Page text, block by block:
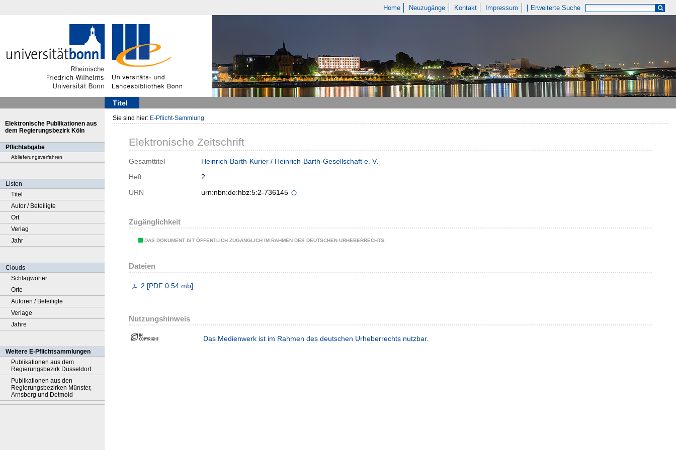
Home Neuzugänge Kontakt Impressum Erweiterte Suche
Titel
Elektronische Publikationen aus
dem Regierungsbezirk Köln
Pflichtabgabe
Ablieferungsverfahren
Listen
Titel
Autor / Beteiligte
Ort
Verlag
Jahr
Clouds
Schlagwörter
Orte
Autoren / Beteiligte
Verlage
Jahre
Weitere E-Pflichtsammlungen
Publikationen aus dem
Regierungsbezirk Düsseldorf
Publikationen aus den
Regierungsbezirken Münster,
Arnsberg und Detmold
Sie sind hier: E-Pflicht-Sammlung
Elektronische Zeitschrift
Gesamttitel
Heinrich-Barth-Kurier / Heinrich-Barth-Gesellschaft e. V.
Heft
2
URN
urn:nbn:de:hbz:5:2-736145
Zugänglichkeit
DAS DOKUMENT IST ÖFFENTLICH ZUGÄNGLICH IM RAHMEN DES DEUTSCHEN URHEBERRECHTS.
Dateien
2 [PDF 0.54 mb]
Nutzungshinweis
Das Medienwerk ist im Rahmen des deutschen Urheberrechts nutzbar.